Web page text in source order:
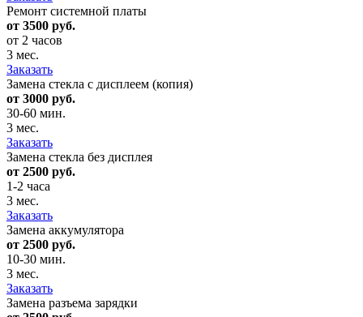
Ремонт системной платы
от 3500 руб.
от 2 часов
3 мес.
Заказать
Замена стекла с дисплеем (копия)
от 3000 руб.
30-60 мин.
3 мес.
Заказать
Замена стекла без дисплея
от 2500 руб.
1-2 часа
3 мес.
Заказать
Замена аккумулятора
от 2500 руб.
10-30 мин.
3 мес.
Заказать
Замена разъема зарядки